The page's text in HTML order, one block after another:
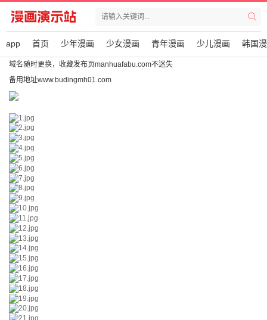
app 首页 少年漫画 少女漫画 青年漫画 少儿漫画 韩国
域名随时更换，收藏发布页manhuafabu.com不迷失
备用地址www.budingmh01.com